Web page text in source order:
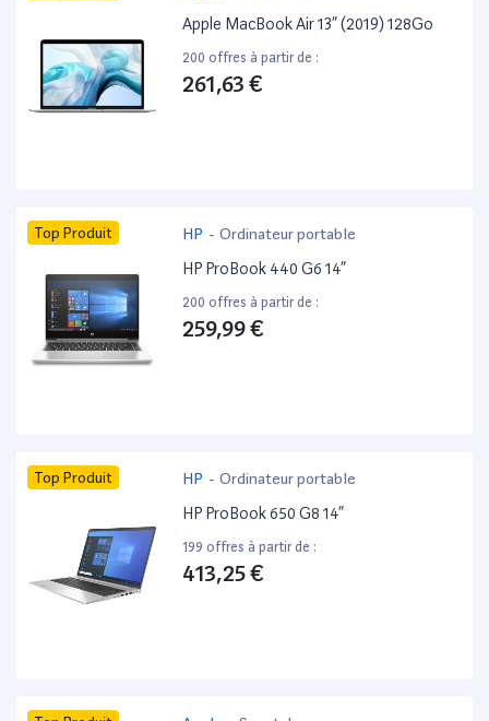
Apple MacBook Air 13” (2019) 128Go
200 offres à partir de :
261,63 €
Top Produit HP - Ordinateur portable
HP ProBook 440 G6 14”
200 offres à partir de :
259,99 €
Top Produit HP - Ordinateur portable
HP ProBook 650 G8 14”
199 offres à partir de :
413,25 €